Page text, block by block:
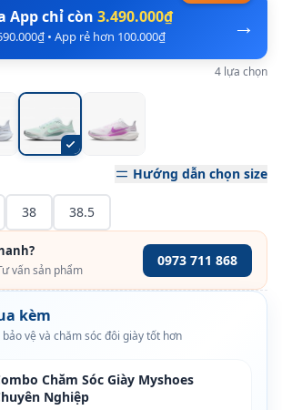
→
App chỉ còn 3.490.000₫
• App rẻ hơn 100.000₫
4 lựa chọn
Hướng dẫn chọn size
38 38.5
vấn sản phẩm
0973 711 868
kèm
vệ và chăm sóc đôi giày tốt hơn
Chăm Sóc Giày Myshoes
Nghiệp